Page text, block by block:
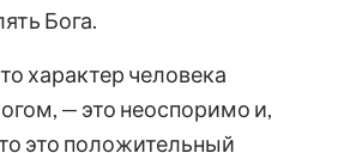
Бога.
характер человека
— это неоспоримо и,
это положительный